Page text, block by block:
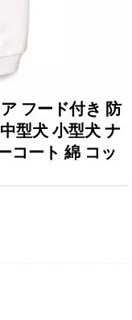
フード付き 防
型犬 小型犬 ナ
コート 綿 コッ